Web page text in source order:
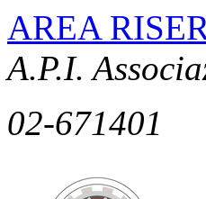
AREA
A.P.I.
02-671401